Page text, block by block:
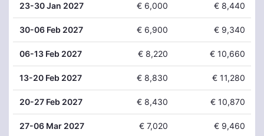
23-30 Jan 2027 € 6,000 € 8,440
30-06 Feb 2027 € 6,900 € 9,340
06-13 Feb 2027 € 8,220 € 10,660
13-20 Feb 2027 € 8,830 € 11,280
20-27 Feb 2027 € 8,430 € 10,870
27-06 Mar 2027 € 7,020 € 9,460